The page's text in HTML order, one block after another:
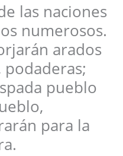
las naciones
numerosos.
arados
podaderas;
pueblo
para la